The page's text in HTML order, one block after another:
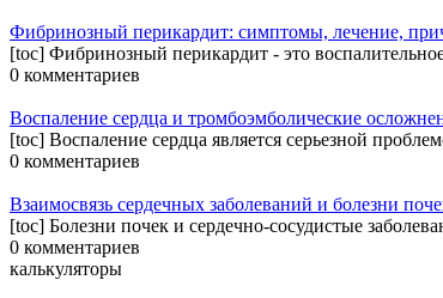
Фибринозный перикардит: симптомы, лечение,
[toc] Фибринозный перикардит - это
0 комментариев
Воспаление сердца и тромбоэмболические
[toc] Воспаление сердца является серьезной
0 комментариев
Взаимосвязь сердечных заболеваний и болезни
[toc] Болезни почек и сердечно-сосудистые
0 комментариев
калькуляторы